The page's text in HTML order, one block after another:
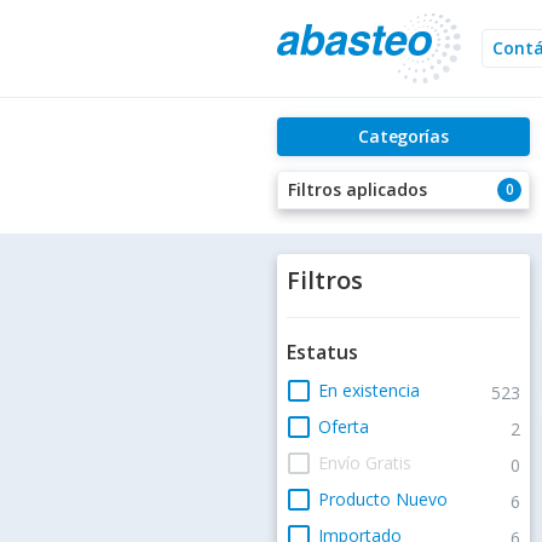
Categorías
0
Filtros aplicados
Filtros
Estatus
check_box_outline_blank En existencia 523
check_box_outline_blank Oferta 2
check_box_outline_blank Envío Gratis 0
check_box_outline_blank Producto Nuevo 6
check_box_outline_blank Importado